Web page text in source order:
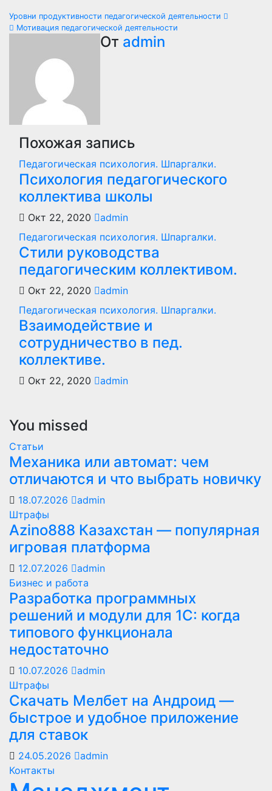
Навигация
записям
Уровни продуктивности педагогической деятельности
Мотивация педагогической деятельности
От admin
Похожая запись
Педагогическая психология. Шпаргалки.
Психология педагогического
коллектива школы
Окт 22, 2020
admin
Педагогическая психология. Шпаргалки.
Стили руководства
педагогическим коллективом.
Окт 22, 2020
admin
Педагогическая психология. Шпаргалки.
Взаимодействие и
сотрудничество в пед.
коллективе.
Окт 22, 2020 admin
You missed
Статьи
Механика или автомат: чем
отличаются и что выбрать новичку
18.07.2026
admin
Штрафы
Azino888 Казахстан — популярная
игровая платформа
12.07.2026
admin
Бизнес и работа
Разработка программных
решений и модули для 1С: когда
типового функционала
недостаточно
10.07.2026
admin
Штрафы
Скачать Мелбет на Андроид —
быстрое и удобное приложение
для ставок
24.05.2026
admin
Контакты